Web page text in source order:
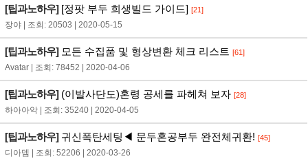
[팁과노하우][정팟 부두 희생빌드 가이드] [21]
장야 | 조회: 20503 | 2020-05-15
[팁과노하우]모든 수집품 및 형상변환 체크 리스트 [61]
Avatar | 조회: 78452 | 2020-04-06
[팁과노하우](이발사단도)혼령 공세를 파헤쳐 보자 [28]
하아아악 | 조회: 35240 | 2020-04-05
[팁과노하우]귀신폭탄세팅◀ 문두혼공부두 완전체귀환! [45]
디아뎀 | 조회: 52206 | 2020-03-26